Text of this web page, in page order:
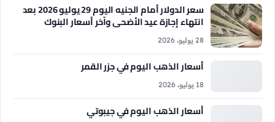
سعر الدولار أمام الجنيه اليوم 29 يوليو 2026 بعد
انتهاء إجازة عيد الأضحى وآخر أسعار البنوك
28 يوليو، 2026
أسعار الذهب اليوم في جزر القمر
18 يوليو، 2026
أسعار الذهب اليوم في جيبوتي